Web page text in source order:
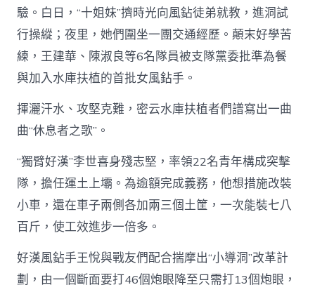
驗。白日，“十姐妹”擠時光向風鉆徒弟就教，進洞試
行操縱；夜里，她們圍坐一團交通經歷。顛末好學苦
練，王建華、陳淑良等6名隊員被支隊黨委批準為餐
與加入水庫扶植的首批女風鉆手。
揮灑汗水、攻堅克難，密云水庫扶植者們譜寫出一曲
曲“休息者之歌”。
“獨臂好漢”李世喜身殘志堅，率領22名青年構成突擊
隊，擔任運土上壩。為逾額完成義務，他想措施改裝
小車，還在車子兩側各加兩三個土筐，一次能裝七八
百斤，使工效進步一倍多。
好漢風鉆手王悅與戰友們配合揣摩出“小導洞”改革計
劃，由一個斷面要打46個炮眼降至只需打13個炮眼，